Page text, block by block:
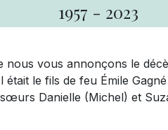
1957 - 2023
nous vous annonçons le
était le fils de feu Émile
Danielle (Michel) et